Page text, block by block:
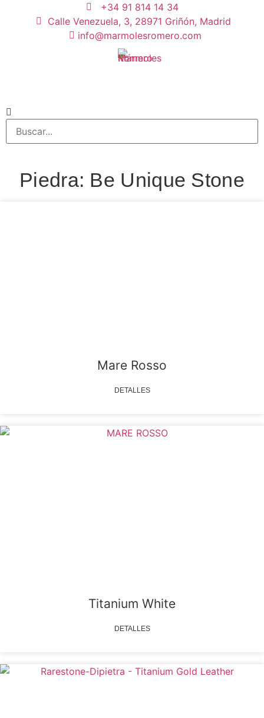
+34 91 814 14 34
Calle Venezuela, 3, 28971 Griñón, Madrid
info@marmolesromero.com
Piedra: Be Unique Stone
Mare Rosso
DETALLES
Titanium White
DETALLES